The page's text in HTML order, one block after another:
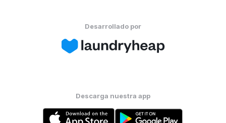
Desarrollado por
Descarga nuestra app